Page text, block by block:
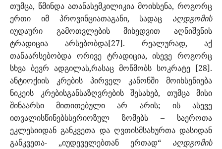
თუმცა, წმინდა ათანასემკილიკია მოიხსენა, როგორც
ერთი იმ პროვინციათაგანი, სადაც აღდგომის
იუდაური გამოთვლების მიხედვით აღნიშვნის
ტრადიცია არსებობდა[27]. რეალურად, აქ
თანაარსებობდა ორივე ტრადიცია, ისევე როგორც
სხვა ბევრ ადგილას,რასაც მოწმობს სოკრატე [28].
ანტიოქიის კრების პირველ კანონში მოიხსენიება
ნიკეის კრებისგანსაზღვრების შესახებ, თუმცა მისი
შინაარსი მითითებული არ არის; ის ასევე
ითვალისწინებსსერიოზულ ზომებს – საეროთა
ეკლესიიდან განკვეთა და ღვთისმსახურთა დასიდან
განკვეთა- „იუდეველებთან ერთად“ აღდგომის